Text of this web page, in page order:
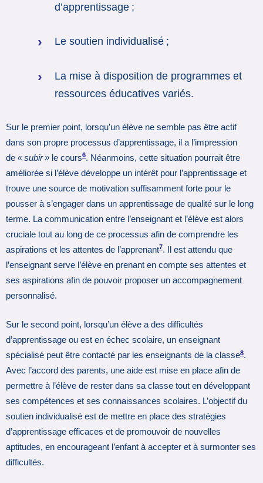
d’apprentissage ;
Le soutien individualisé ;
La mise à disposition de programmes et
ressources éducatives variés.
Sur le premier point, lorsqu’un élève ne semble pas être actif
dans son propre processus d’apprentissage, il a l’impression
de « subir » le cours6. Néanmoins, cette situation pourrait être
améliorée si l’élève développe un intérêt pour l’apprentissage et
trouve une source de motivation suffisamment forte pour le
pousser à s’engager dans un apprentissage de qualité sur le long
terme. La communication entre l’enseignant et l’élève est alors
cruciale tout au long de ce processus afin de comprendre les
aspirations et les attentes de l’apprenant7. Il est attendu que
l’enseignant serve l’élève en prenant en compte ses attentes et
ses aspirations afin de pouvoir proposer un accompagnement
personnalisé.
Sur le second point, lorsqu’un élève a des difficultés
d’apprentissage ou est en échec scolaire, un enseignant
spécialisé peut être contacté par les enseignants de la classe8.
Avec l’accord des parents, une aide est mise en place afin de
permettre à l’élève de rester dans sa classe tout en développant
ses compétences et ses connaissances scolaires. L’objectif du
soutien individualisé est de mettre en place des stratégies
d’apprentissage efficaces et de promouvoir de nouvelles
aptitudes, en encourageant l’enfant à accepter et à surmonter ses
difficultés.